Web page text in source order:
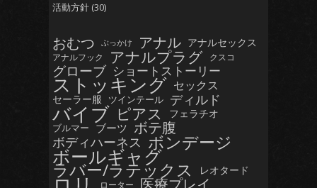
活動方針 (30)
おむつ ぶっかけ アナル アナルセックス
アナルフック アナルプラグ クスコ
グローブ ショートストーリー
ストッキング セックス
セーラー服 ツインテール ディルド
バイブ ピアス フェラチオ
ブルマー ブーツ ボテ腹
ボディハーネス ボンデージ
ボールギャグ
ラバー/ラテックス レオタード
ローター 医療プレイ